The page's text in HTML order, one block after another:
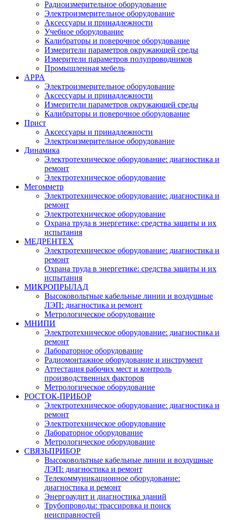
Радиоизмерительное оборудование
Электроизмерительное оборудование
Аксессуары и принадлежности
Учебное оборудование
Калибраторы и поверочное оборудование
Измерители параметров окружающей среды
Измерители параметров полупроводников
Промышленная мебель
APPA
Электроизмерительное оборудование
Аксессуары и принадлежности
Измерители параметров окружающей среды
Калибраторы и поверочное оборудование
Прист
Аксессуары и принадлежности
Электроизмерительное оборудование
Динамика
Электротехническое оборудование: диагностика и
ремонт
Электротехническое оборудование
Мегомметр
Электротехническое оборудование: диагностика и
ремонт
Электротехническое оборудование
Охрана труда в энергетике: средства защиты и их
испытания
МЕДРЕНТЕХ
Электротехническое оборудование: диагностика и
ремонт
Охрана труда в энергетике: средства защиты и их
испытания
МИКРОПРЫЛАД
Высоковольтные кабельные линии и воздушные
ЛЭП: диагностика и ремонт
Метрологическое оборудование
МНИПИ
Электротехническое оборудование: диагностика и
ремонт
Лабораторное оборудование
Радиомонтажное оборудование и инструмент
Аттестация рабочих мест и контроль
производственных факторов
Метрологическое оборудование
РОСТОК-ПРИБОР
Электротехническое оборудование: диагностика и
ремонт
Электротехническое оборудование
Лабораторное оборудование
Метрологическое оборудование
СВЯЗЬПРИБОР
Высоковольтные кабельные линии и воздушные
ЛЭП: диагностика и ремонт
Телекоммуникационное оборудование:
диагностика и ремонт
Энергоаудит и диагностика зданий
Трубопроводы: трассировка и поиск
неисправностей